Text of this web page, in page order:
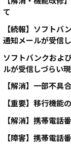
て
【続報】ソフト
通知メールが受信
ソフトバンクおよ
ルが受信しづらい
【解消】一部不具
【重要】移行機能
【解消】携帯電話
【障害】携帯電話